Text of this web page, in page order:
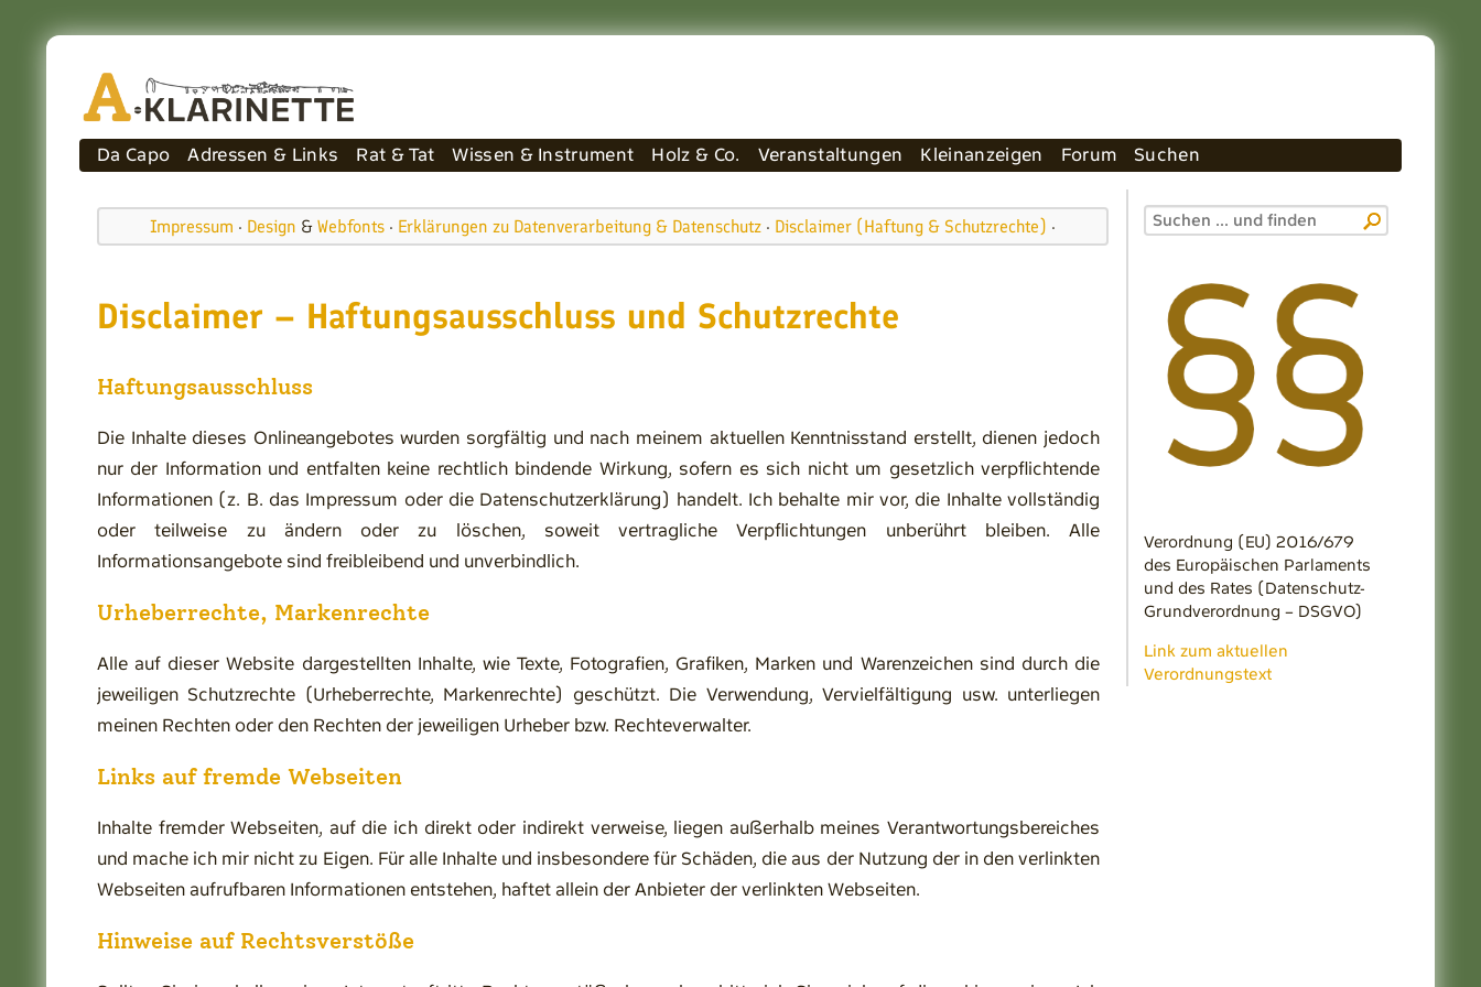
Navigation
Da Capo Adressen & Links Rat & Tat Wissen & Instrument Holz & Co. Veranstaltungen Kleinanzeigen Forum Suchen
Impressum · Design & Webfonts · Erklärungen zu Datenverarbeitung & Datenschutz · Disclaimer (Haftung & Schutzrechte) ·
Disclaimer – Haftungsausschluss und Schutzrechte
Haftungsausschluss
Die Inhalte dieses Onlineangebotes wurden sorgfältig und nach meinem aktuellen Kenntnisstand erstellt, dienen jedoch
nur der Information und entfalten keine rechtlich bindende Wirkung, sofern es sich nicht um gesetzlich verpflichtende
Informationen (z. B. das Impressum oder die Datenschutzerklärung) handelt. Ich behalte mir vor, die Inhalte vollständig
oder teilweise zu ändern oder zu löschen, soweit vertragliche Verpflichtungen unberührt bleiben. Alle
Informationsangebote sind freibleibend und unverbindlich.
Urheberrechte, Markenrechte
Alle auf dieser Website dargestellten Inhalte, wie Texte, Fotografien, Grafiken, Marken und Warenzeichen sind durch die
jeweiligen Schutzrechte (Urheberrechte, Markenrechte) geschützt. Die Verwendung, Vervielfältigung usw. unterliegen
meinen Rechten oder den Rechten der jeweiligen Urheber bzw. Rechteverwalter.
Links auf fremde Webseiten
Inhalte fremder Webseiten, auf die ich direkt oder indirekt verweise, liegen außerhalb meines Verantwortungsbereiches
und mache ich mir nicht zu Eigen. Für alle Inhalte und insbesondere für Schäden, die aus der Nutzung der in den verlinkten
Webseiten aufrufbaren Informationen entstehen, haftet allein der Anbieter der verlinkten Webseiten.
Hinweise auf Rechtsverstöße
Verordnung (EU) 2016/679
des Europäischen Parlaments
und des Rates (Datenschutz-
Grundverordnung – DSGVO)
Link zum aktuellen
Verordnungstext